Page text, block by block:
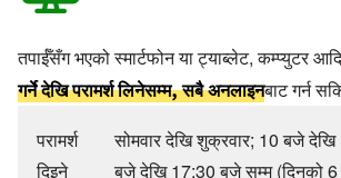
तपाईँसँग भएको स्मार्टफोन या ट्याब्लेट, कम्प्युटर
गर्ने देखि परामर्श लिनेसम्म, सबै अनलाइनबाट गर्न
परामर्श
दिइने
सोमवार देखि शुक्रवार; 10 बजे
बजे देखि 17:30 बजे सम्म (दिनको 6